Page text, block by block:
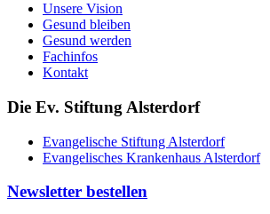
Unsere Vision
Gesund bleiben
Gesund werden
Fachinfos
Kontakt
Die Ev. Stiftung Alsterdorf
Evangelische Stiftung Alsterdorf
Evangelisches Krankenhaus Alsterdorf
Newsletter bestellen